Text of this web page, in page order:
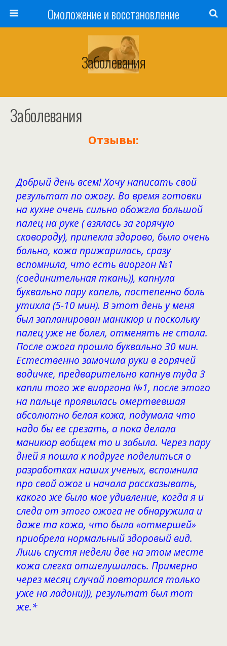
Омоложение и восстановление
Заболевания
Заболевания
Отзывы:
Добрый день всем! Хочу написать свой
результат по ожогу. Во время готовки
на кухне очень сильно обожгла большой
палец на руке ( взялась за горячую
сковороду), припекла здорово, было очень
больно, кожа прижарилась, сразу
вспомнила, что есть виоргон №1
(соединительная ткань)), капнула
буквально пару капель, постепенно боль
утихла (5-10 мин). В этот день у меня
был запланирован маникюр и поскольку
палец уже не болел, отменять не стала.
После ожога прошло буквально 30 мин.
Естественно замочила руки в горячей
водичке, предварительно капнув туда 3
капли того же виоргона №1, после этого
на пальце проявилась омертвевшая
абсолютно белая кожа, подумала что
надо бы ее срезать, а пока делала
маникюр вобщем то и забыла. Через пару
дней я пошла к подруге поделиться о
разработках наших ученых, вспомнила
про свой ожог и начала рассказывать,
какого же было мое удивление, когда я и
следа от этого ожога не обнаружила и
даже та кожа, что была «отмершей»
приобрела нормальный здоровый вид.
Лишь спустя недели две на этом месте
кожа слегка отшелушилась. Примерно
через месяц случай повторился только
уже на ладони))), результат был тот
же.*